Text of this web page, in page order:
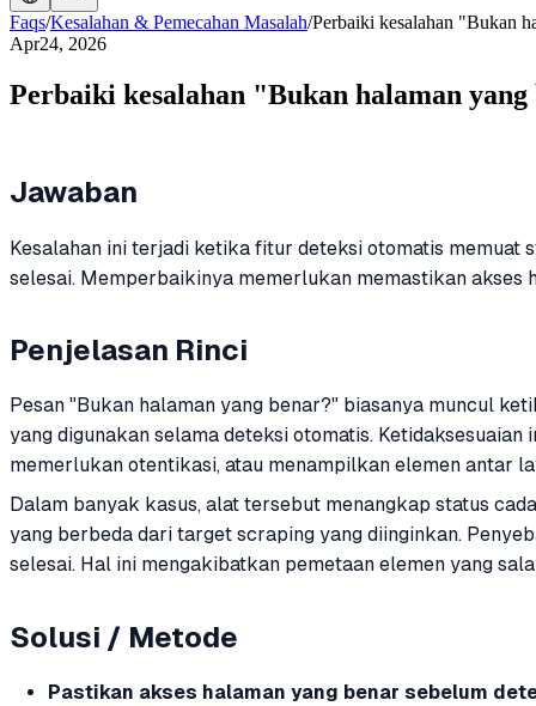
Faqs/Kesalahan & Pemecahan Masalah/Perbaiki kesalahan "Bukan
Apr24, 2026
Perbaiki kesalahan "Bukan halaman
Jawaban
Kesalahan ini terjadi ketika fitur deteksi otomatis memuat
selesai. Memperbaikinya memerlukan memastikan akses
Penjelasan Rinci
Pesan "Bukan halaman yang benar?" biasanya muncul
yang digunakan selama deteksi otomatis.
memerlukan otentikasi, atau menampilkan elemen antar
Dalam banyak kasus, alat tersebut menangkap status
yang berbeda dari target scraping yang diinginkan.
selesai. Hal ini mengakibatkan pemetaan elemen yang
Solusi / Metode
Pastikan akses halaman yang benar sebelum